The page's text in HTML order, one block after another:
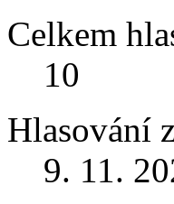
Celkem
10
Hlasování
9. 11.